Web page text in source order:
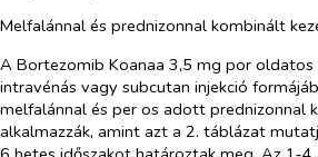
Melfalánnal és prednizonnal kombinált
A Bortezomib Koanaa 3,5 mg por oldatos
intravénás vagy subcutan injekció
melfalánnal és per os adott prednizonnal
alkalmazzák, amint azt a 2. táblázat